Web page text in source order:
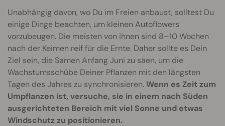
Unabhängig davon, wo Du im Freien anbaust, solltest Du
einige Dinge beachten, um kleinen Autoflowers
vorzubeugen. Die meisten von ihnen sind 8–10 Wochen
nach der Keimen reif für die Ernte. Daher sollte es Dein
Ziel sein, die Samen Anfang Juni zu säen, um die
Wachstumsschübe Deiner Pflanzen mit den längsten
Tagen des Jahres zu synchronisieren.Wenn es Zeit zum
Umpflanzen ist, versuche, sie in einem nach Süden
ausgerichteten Bereich mit viel Sonne und etwas
Windschutz zu positionieren.